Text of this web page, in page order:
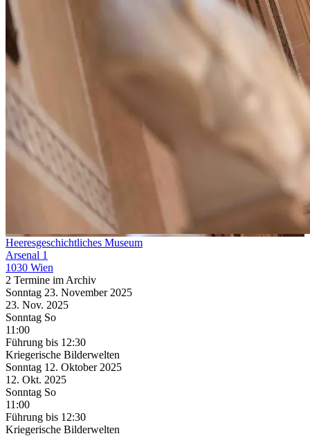
Heeresgeschichtliches Museum
Arsenal 1
1030 Wien
2 Termine im Archiv
Sonntag 23. November 2025
23. Nov. 2025
Sonntag So
11:00
Führung bis 12:30
Kriegerische Bilderwelten
Sonntag 12. Oktober 2025
12. Okt. 2025
Sonntag So
11:00
Führung bis 12:30
Kriegerische Bilderwelten